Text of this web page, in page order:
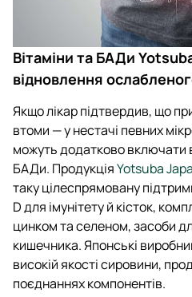
Вітаміни та БАДи
відновлення
Якщо лікар підтвердив, що
втоми — у нестачі певних
можуть додатково включати
БАДи. ПродукціяYotsuba
таку цілеспрямовану
D для імунітету й кісток,
цинком та селеном, засоби
кишечника. Японські
високій якості сировини,
поєднаннях компонентів.